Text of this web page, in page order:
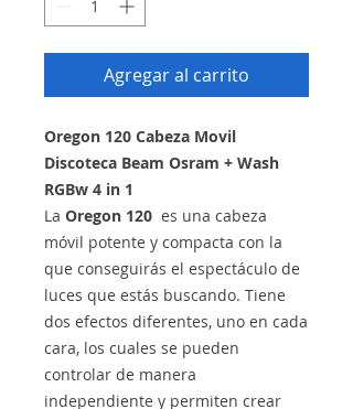
Agregar al carrito
Oregon 120 Cabeza Movil
Discoteca Beam Osram + Wash
RGBw 4 in 1
La Oregon 120 es una cabeza
móvil potente y compacta con la
que conseguirás el espectáculo de
luces que estás buscando. Tiene
dos efectos diferentes, uno en cada
cara, los cuales se pueden
controlar de manera
independiente y permiten crear